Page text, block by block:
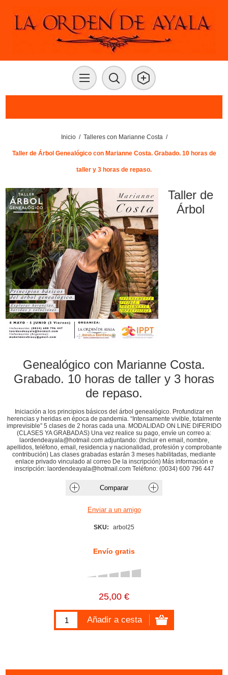
Inicio / Talleres con Marianne Costa /
Taller de Árbol Genealógico con Marianne Costa. Grabado. 10 horas de
taller y 3 horas de repaso.
Taller de
Árbol
Genealógico con Marianne Costa.
Grabado. 10 horas de taller y 3 horas
de repaso.
Iniciación a los principios básicos del árbol genealógico. Profundizar en
herencias y heridas en época de pandemia. “Intensamente vivible, totalmente
imprevisible” 5 clases de 2 horas cada una. MODALIDAD ON LINE DIFERIDO
(CLASES YA GRABADAS) Una vez realice su pago, envíe un correo a:
laordendeayala@hotmail.com adjuntando: (Incluir en email, nombre,
apellidos, teléfono, email, residencia y nacionalidad, profesión y comprobante
contribución) Las clases grabadas estarán 3 meses habilitadas, mediante
enlace privado vinculado al correo De la inscripción) Más información e
inscripción: laordendeayala@hotmail.com Teléfono: (0034) 600 796 447
SKU: arbol25
Envío gratis
25,00 €